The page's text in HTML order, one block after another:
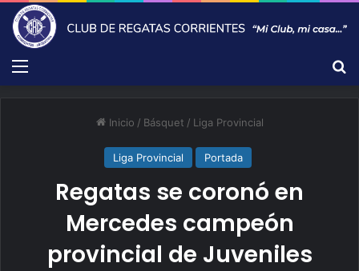
Menú
Inicio / Básquet / Liga Provincial
Liga Provincial Portada
Regatas se coronó en
Mercedes campeón
provincial de Juveniles